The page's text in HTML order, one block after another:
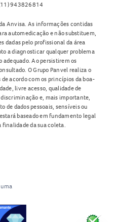
943826814
Anvisa. As informações contidas
automedicação e não substituem,
dadas pelo profissional da área
a diagnosticar qualquer problema
adequado. Ao persistirem os
O Grupo Panvel realiza o
acordo com os princípios da boa-
livre acesso, qualidade de
e, mais importante,
de dados pessoais, sensíveis ou
baseado em fundamento legal
finalidade da sua coleta.